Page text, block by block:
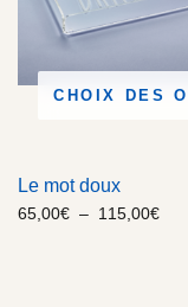
CHOIX DES
Le mot doux
65,00€ – 115,00€